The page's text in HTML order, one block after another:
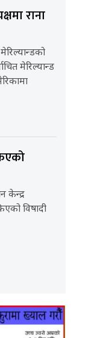
राना
मेरिल्यान्ड
केन्द्र
विषादी